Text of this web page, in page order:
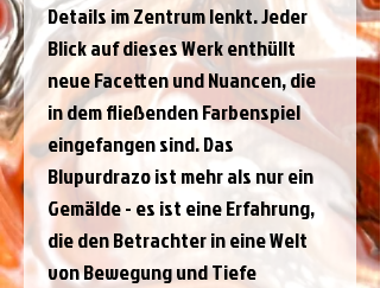
Details im Zentrum lenkt. Jeder
Blick auf dieses Werk enthüllt
neue Facetten und Nuancen, die
in dem fließenden Farbenspiel
eingefangen sind. Das
Blupurdrazo ist mehr als nur ein
Gemälde - es ist eine Erfahrung,
die den Betrachter in eine Welt
von Bewegung und Tiefe